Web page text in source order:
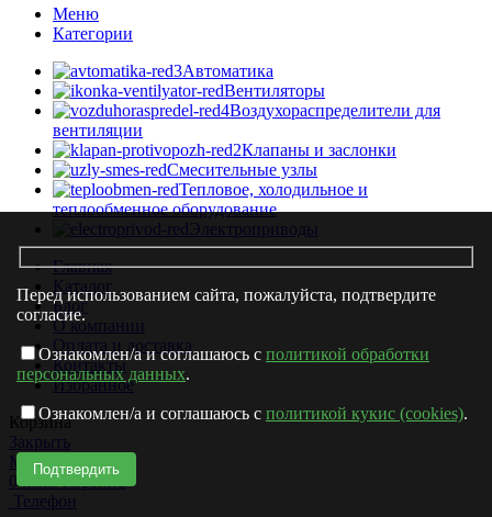
Меню
Категории
Автоматика
Вентиляторы
Воздухораспределители для
вентиляции
Клапаны и заслонки
Смесительные узлы
Тепловое, холодильное и
теплообменное оборудование
Электроприводы
Главная
Каталог
Блог
О компании
Оплата и доставка
Контакты
Избранное
Корзина
Закрыть
Перед использованием сайта, пожалуйста, подтвердите
согласие.
Ознакомлен/а и соглашаюсь с политикой обработки
персональных данных.
Ознакомлен/а и соглашаюсь с политикой кукис (cookies).
Магазин
0
items
Корзина
Телефон